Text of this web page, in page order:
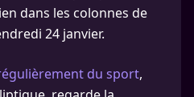
dans les colonnes de
24 janvier.
du sport,